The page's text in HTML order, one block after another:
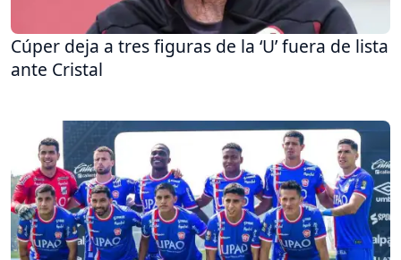
Cúper deja a tres figuras de la ‘U’ fuera de lista
ante Cristal